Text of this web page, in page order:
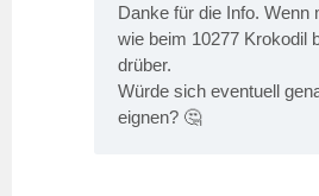
Danke für die Info. Wenn
wie beim 10277 Krokodil
drüber.
Würde sich eventuell
eignen? 🤔